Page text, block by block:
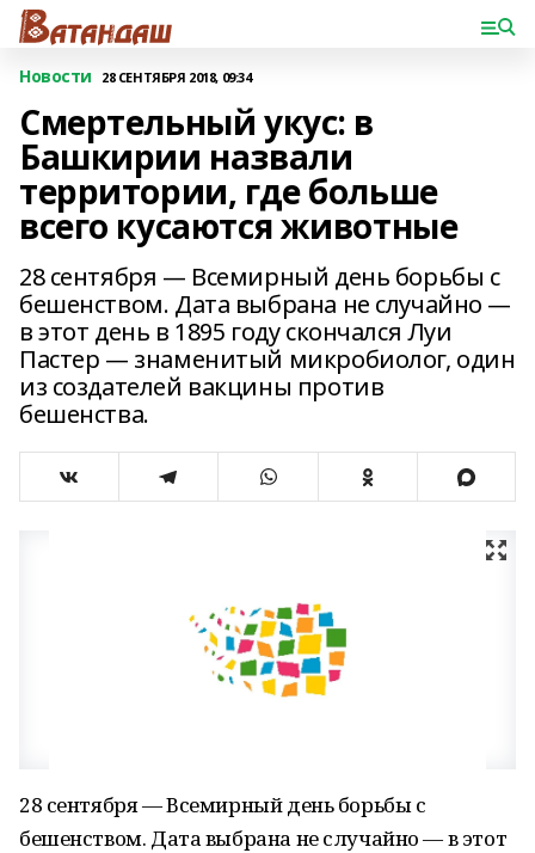
Новости 28 СЕНТЯБРЯ 2018, 09:34
Смертельный укус: в
Башкирии назвали
территории, где больше
всего кусаются животные
28 сентября — Всемирный день борьбы с
бешенством. Дата выбрана не случайно —
в этот день в 1895 году скончался Луи
Пастер — знаменитый микробиолог, один
из создателей вакцины против
бешенства.
28 сентября — Всемирный день борьбы с
бешенством. Дата выбрана не случайно — в этот